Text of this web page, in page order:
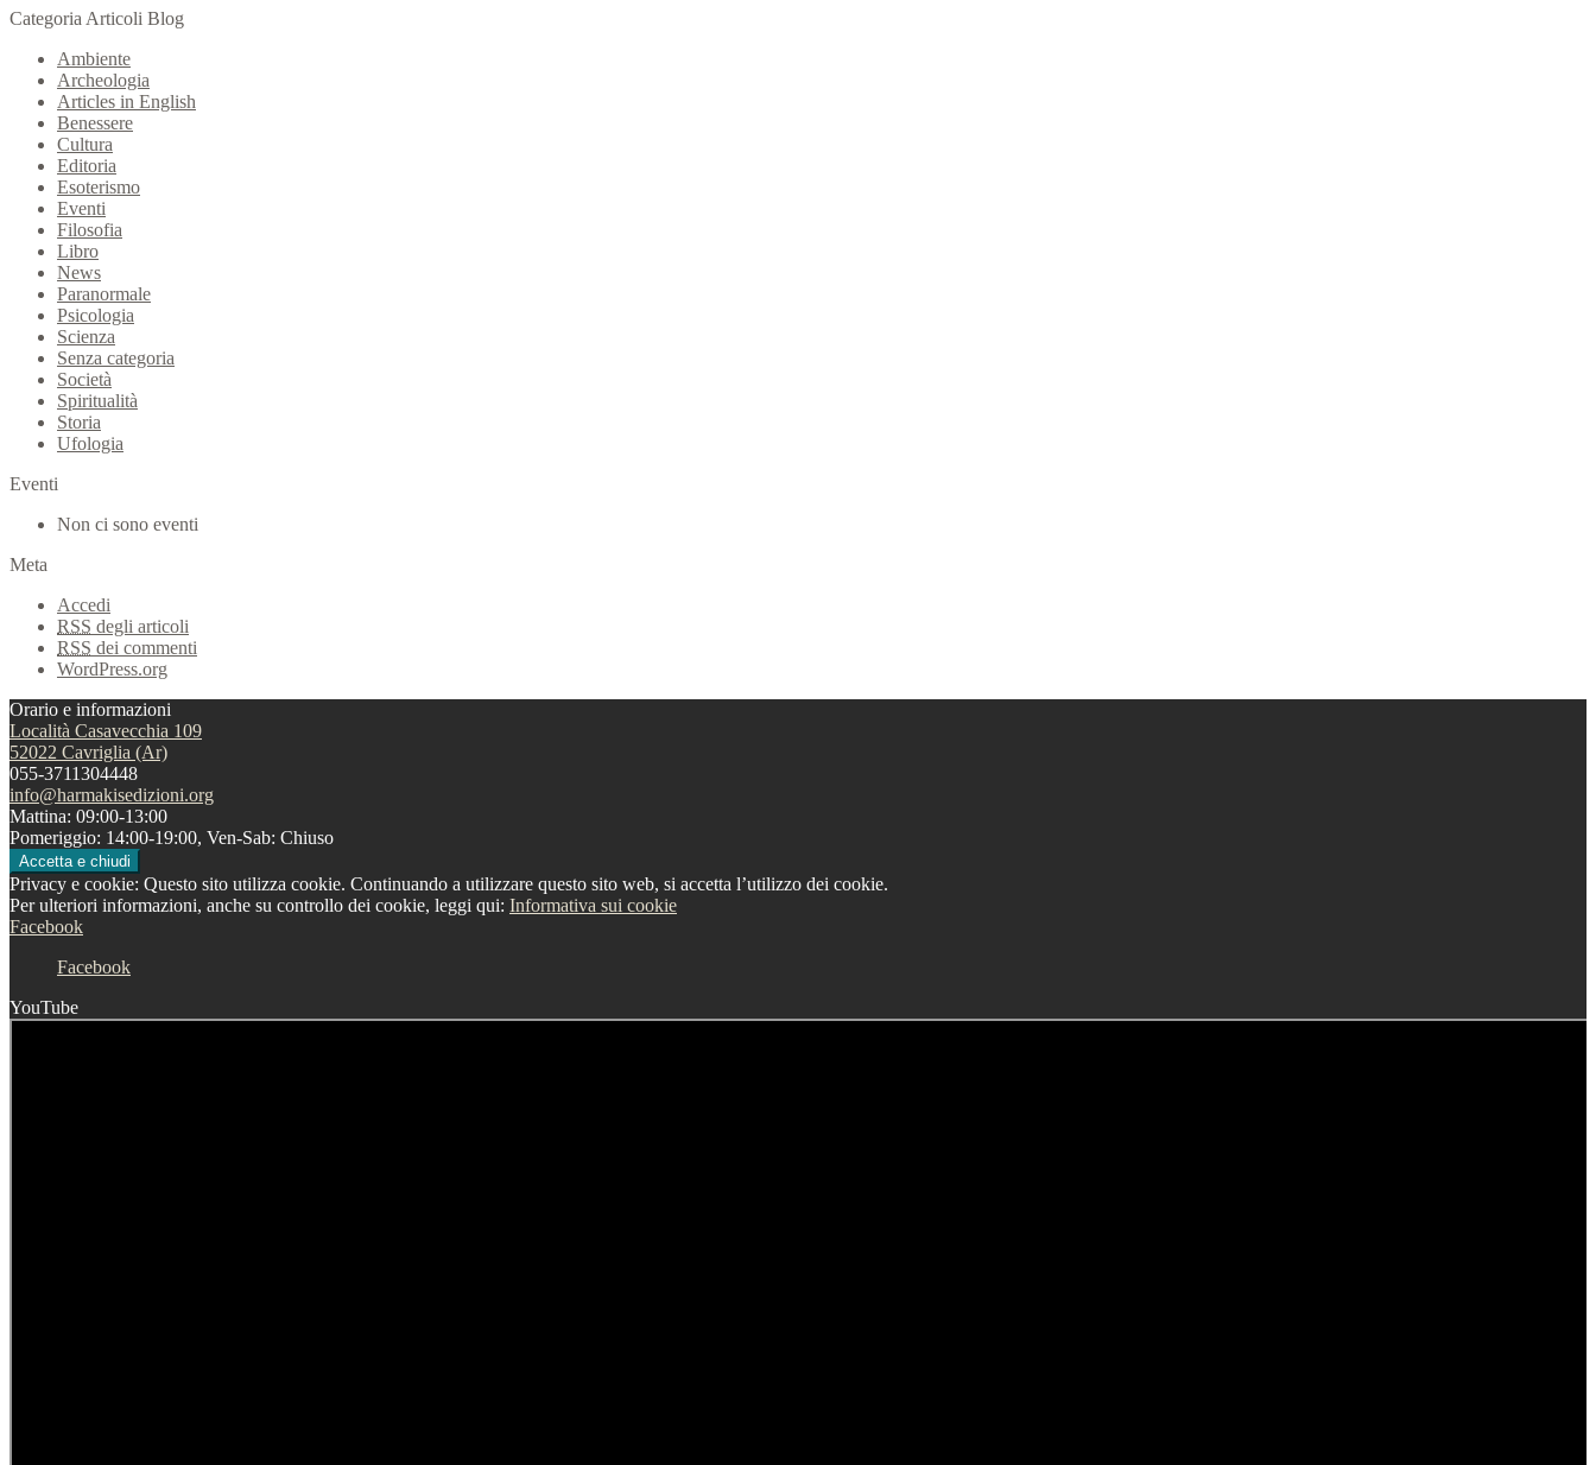
Categoria Articoli Blog
Ambiente
Archeologia
Articles in English
Benessere
Cultura
Editoria
Esoterismo
Eventi
Filosofia
Libro
News
Paranormale
Psicologia
Scienza
Senza categoria
Società
Spiritualità
Storia
Ufologia
Eventi
Non ci sono eventi
Meta
Accedi
RSS degli articoli
RSS dei commenti
WordPress.org
Orario e informazioni
Località Casavecchia 109
52022 Cavriglia (Ar)
055-3711304448
info@harmakisedizioni.org
Mattina: 09:00-13:00
Pomeriggio: 14:00-19:00, Ven-Sab: Chiuso
Privacy e cookie: Questo sito utilizza cookie. Continuando a utilizzare questo sito web, si accetta l’utilizzo dei cookie.
Per ulteriori informazioni, anche su controllo dei cookie, leggi qui: Informativa sui cookie
Facebook
Facebook
YouTube